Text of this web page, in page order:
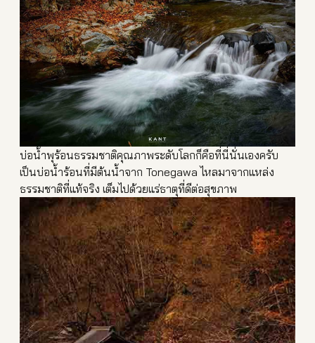
บ่อน้ำพุร้อนธรรมชาติคุณภาพระดับโลกก็คือที่นี่นั่นเองครับ
เป็นบ่อน้ำร้อนที่มีต้นน้ำจาก Tonegawa ไหลมาจากแหล่ง
ธรรมชาติที่แท้จริง เต็มไปด้วยแร่ธาตุที่ดีต่อสุขภาพ